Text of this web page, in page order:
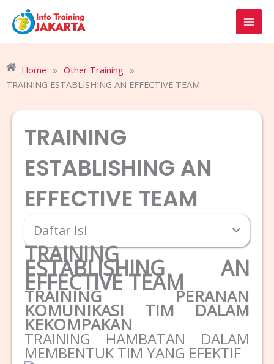
content
Home » Other Training »
TRAINING ESTABLISHING AN EFFECTIVE TEAM
TRAINING
ESTABLISHING AN
EFFECTIVE TEAM
Daftar Isi
TRAINING
ESTABLISHING AN
EFFECTIVE TEAM
TRAINING PERANAN
KOMUNIKASI TIM DALAM
KEKOMPAKAN
TRAINING HAMBATAN DALAM
MEMBENTUK TIM YANG EFEKTIF